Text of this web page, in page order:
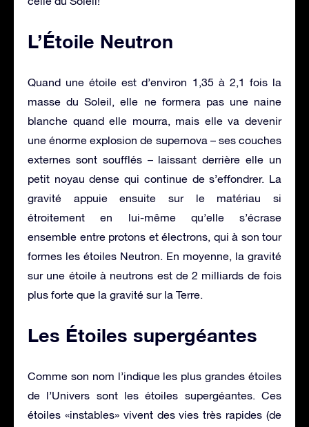
L’Étoile Neutron
Quand une étoile est d’environ 1,35 à 2,1 fois la
masse du Soleil, elle ne formera pas une naine
blanche quand elle mourra, mais elle va devenir
une énorme explosion de supernova – ses couches
externes sont soufflés – laissant derrière elle un
petit noyau dense qui continue de s’effondrer. La
gravité appuie ensuite sur le matériau si
étroitement en lui-même qu’elle s’écrase
ensemble entre protons et électrons, qui à son tour
formes les étoiles Neutron. En moyenne, la gravité
sur une étoile à neutrons est de 2 milliards de fois
plus forte que la gravité sur la Terre.
Les Étoiles supergéantes
Comme son nom l’indique les plus grandes étoiles
de l’Univers sont les étoiles supergéantes. Ces
étoiles «instables» vivent des vies très rapides (de